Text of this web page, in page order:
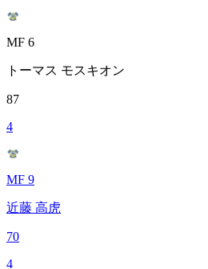
MF 6
トーマス モスキオン
87
4
MF 9
近藤 高虎
70
4